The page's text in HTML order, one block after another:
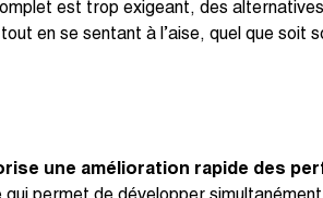
est trop exigeant, des
en se sentant à l’aise, quel que soit
une amélioration rapide des